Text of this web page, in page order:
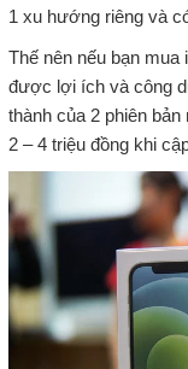
1 xu hướng riêng và
Thế nên nếu bạn mua
được lợi ích và công
thành của 2 phiên
2 – 4 triệu đồng khi